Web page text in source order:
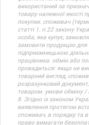
використаний за
товару належної якості
покупки. споживач
статті 1. п.22 закону
особа, яка купує,
замовити продукцію для
підприємницькою
працівника. обмін або
провадиться: якщо не
товарний вигляд,
розрахунковий
товаром. умови обміну /
8. Згідно із законом
виявлення протягом
споживач, в порядку та
право вимагати